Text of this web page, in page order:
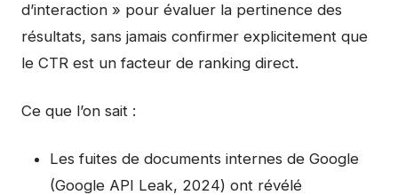
d’interaction » pour évaluer la pertinence des
résultats, sans jamais confirmer explicitement que
le CTR est un facteur de ranking direct.
Ce que l’on sait :
Les fuites de documents internes de Google
(Google API Leak, 2024) ont révélé